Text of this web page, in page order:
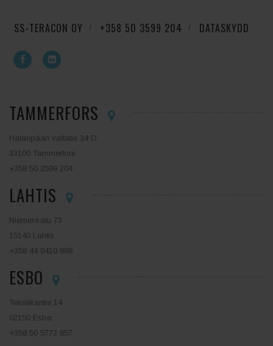
SS-TERACON OY +358 50 3599 204 DATASKYDD
TAMMERFORS
Hatanpään valtatie 34 D
33100 Tammerfors
+358 50 3599 204
LAHTIS
Niemenkatu 73
15140 Lahtis
+358 44 0410 888
ESBO
Tekniikantie 14
02150 Esbo
+358 50 5772 857